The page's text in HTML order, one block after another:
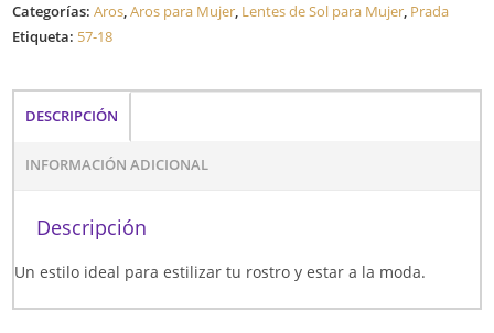
Categorías:Aros,Aros para Mujer, Lentes de Sol para Mujer, Prada
Etiqueta: 57-18
DESCRIPCIÓN
INFORMACIÓN ADICIONAL
Descripción
Un estilo ideal para estilizar tu rostro y estar a la moda.